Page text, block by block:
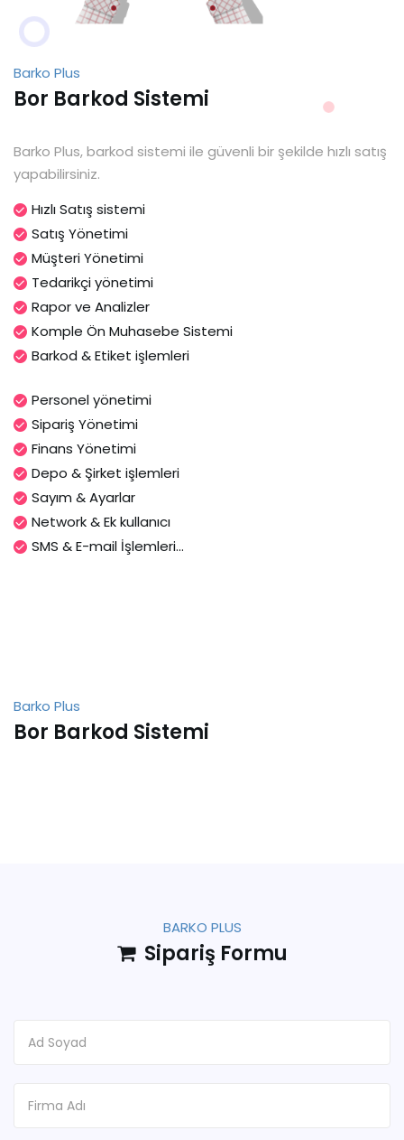
Barko Plus
Bor Barkod Sistemi
Barko Plus, barkod sistemi ile güvenli bir şekilde hızlı satış
yapabilirsiniz.
Hızlı Satış sistemi
Satış Yönetimi
Müşteri Yönetimi
Tedarikçi yönetimi
Rapor ve Analizler
Komple Ön Muhasebe Sistemi
Barkod & Etiket işlemleri
Personel yönetimi
Sipariş Yönetimi
Finans Yönetimi
Depo & Şirket işlemleri
Sayım & Ayarlar
Network & Ek kullanıcı
SMS & E-mail İşlemleri...
Barko Plus
Bor Barkod Sistemi
BARKO PLUS
Sipariş Formu